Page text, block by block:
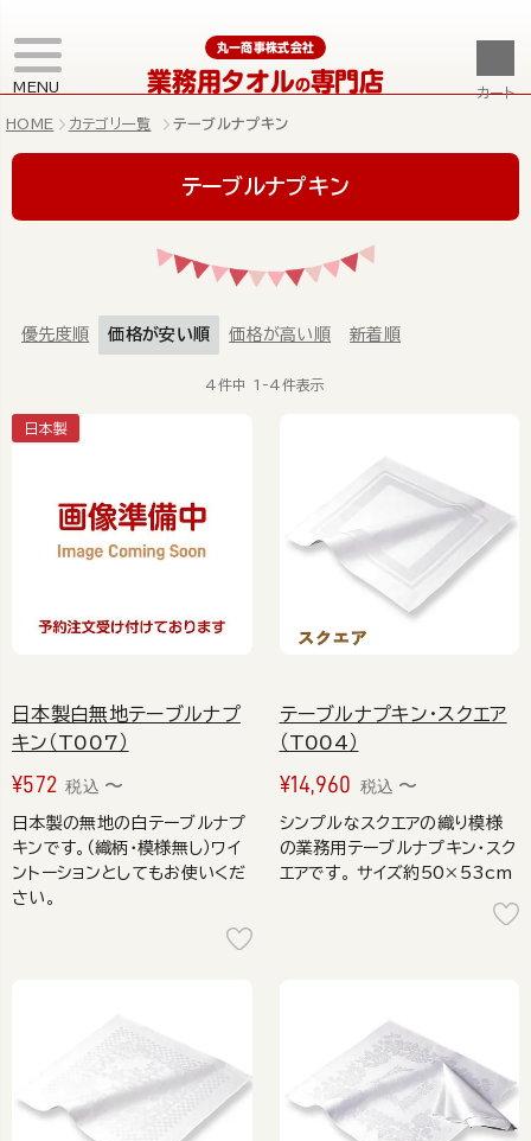
MENU
丸一商事株式会社
業務用タオルの専門店 カート
HOME カテゴリ一覧 テーブルナプキン
テーブルナプキン
優先度順 価格が安い順 価格が高い順 新着順
4件中 1 -4件表示
日本製白無地テーブルナプ
キン（T007）
日本製
¥572 税込 〜
日本製の無地の白テーブルナプ
キンです。（織柄・模様無し）ワイ
ントーションとしてもお使いくだ
さい。
テーブルナプキン・スクエア
（T004）
¥14,960 税込 〜
シンプルなスクエアの織り模様
の業務用テーブルナプキン・スク
エアです。 サイズ約50×53cm